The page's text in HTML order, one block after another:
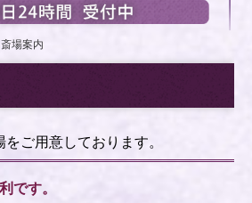
ちプラン
案内
斎場案内
ご用意しております。
です。